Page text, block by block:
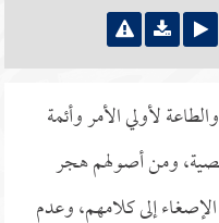
لأولي الأمر وأئمة
ومن أصولهم هجر
إلى كلامهم، وعدم